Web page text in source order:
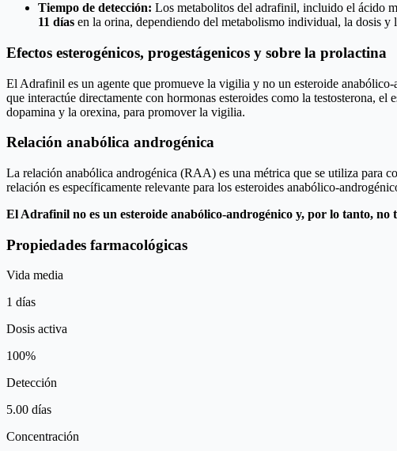
Tiempo de detección: Los metabolitos del adrafinil, incluido el ácido
11 días en la orina, dependiendo del metabolismo individual, la dosis y
Efectos esterogénicos, progestágenicos y sobre la prolactina
El Adrafinil es un agente que promueve la vigilia y no un esteroide
que interactúe directamente con hormonas esteroides como la testosterona,
dopamina y la orexina, para promover la vigilia.
Relación anabólica androgénica
La relación anabólica androgénica (RAA) es una métrica que se utiliza para
relación es específicamente relevante para los esteroides anabólico-
El Adrafinil no es un esteroide anabólico-androgénico y, por lo tanto, no
Propiedades farmacológicas
Vida media
1 días
Dosis activa
100%
Detección
5.00 días
Concentración